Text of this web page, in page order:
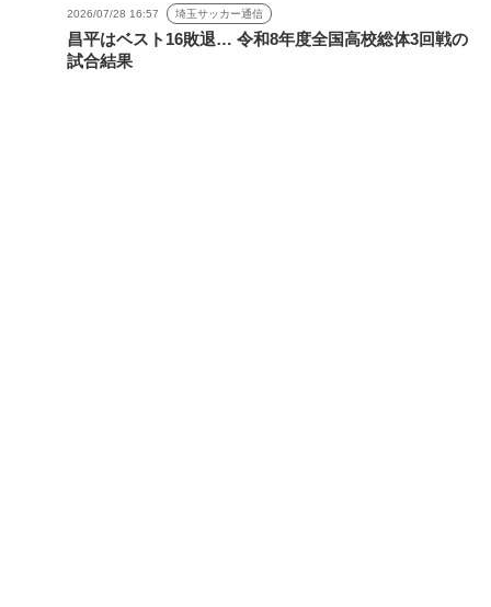
2026/07/28 16:57 埼玉サッカー通信
昌平はベスト16敗退… 令和8年度全国高校総体3回戦の
試合結果